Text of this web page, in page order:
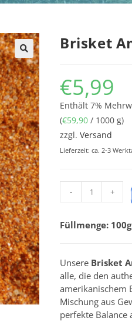
Brisket
€5,99
Enthält 7%
(€59,90 / 1000 g)
zzgl.Versand
Lieferzeit: ca. 2-3
Brisket American
- +
Füllmenge: 100g
Unsere Brisket
alle, die den
amerikanischem
Mischung aus
perfekte Balance